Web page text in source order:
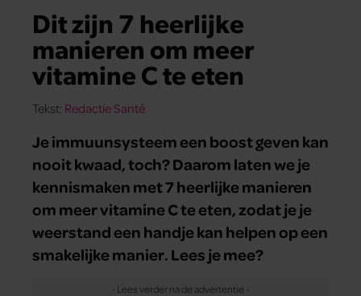
Dit zijn 7 heerlijke
manieren om meer
vitamine C te eten
Tekst: Redactie Santé
Je immuunsysteem een boost geven kan
nooit kwaad, toch? Daarom laten we je
kennismaken met 7 heerlijke manieren
om meer vitamine C te eten, zodat je je
weerstand een handje kan helpen op een
smakelijke manier. Lees je mee?